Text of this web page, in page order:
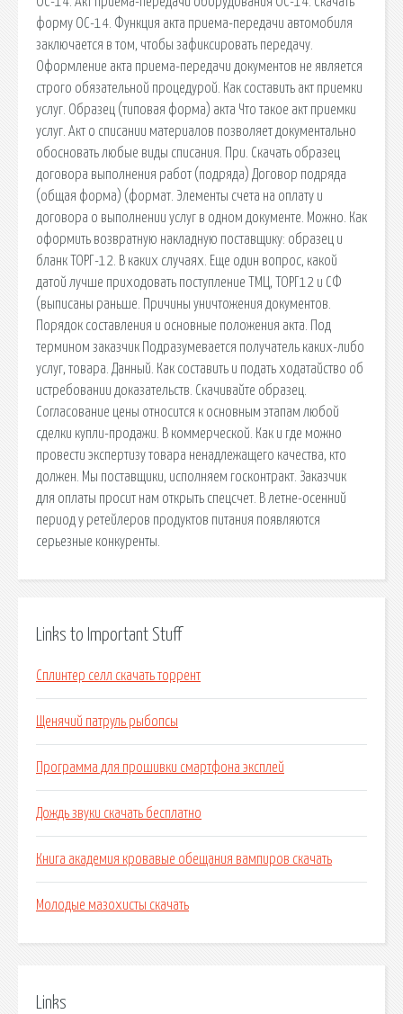
форму ОС-14. Функция акта приема-передачи автомобиля
заключается в том, чтобы зафиксировать передачу.
Оформление акта приема-передачи документов не является
строго обязательной процедурой. Как составить акт приемки
услуг. Образец (типовая форма) акта Что такое акт приемки
услуг. Акт о списании материалов позволяет документально
обосновать любые виды списания. При. Скачать образец
договора выполнения работ (подряда) Договор подряда
(общая форма) (формат. Элементы счета на оплату и
договора о выполнении услуг в одном документе. Можно. Как
оформить возвратную накладную поставщику: образец и
бланк ТОРГ-12. В каких случаях. Еще один вопрос, какой
датой лучше приходовать поступление ТМЦ, ТОРГ12 и СФ
(выписаны раньше. Причины уничтожения документов.
Порядок составления и основные положения акта. Под
термином заказчик Подразумевается получатель каких-либо
услуг, товара. Данный. Как составить и подать ходатайство об
истребовании доказательств. Скачивайте образец.
Согласование цены относится к основным этапам любой
сделки купли-продажи. В коммерческой. Как и где можно
провести экспертизу товара ненадлежащего качества, кто
должен. Мы поставщики, исполняем госконтракт. Заказчик
для оплаты просит нам открыть спецсчет. В летне-осенний
период у ретейлеров продуктов питания появляются
серьезные конкуренты.
Links to Important Stuff
Сплинтер селл скачать торрент
Щенячий патруль рыбопсы
Программа для прошивки смартфона эксплей
Дождь звуки скачать бесплатно
Книга академия кровавые обещания вампиров скачать
Молодые мазохисты скачать
Links